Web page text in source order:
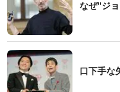
なぜ"ジ
口下手な